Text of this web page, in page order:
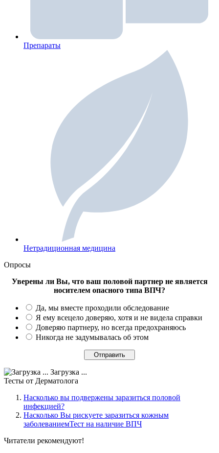
Препараты
Нетрадиционная медицина
Опросы
Уверены ли Вы, что ваш половой партнер не является
носителем опасного типа ВПЧ?
Да, мы вместе проходили обследование
Я ему всецело доверяю, хотя и не видела справки
Доверяю партнеру, но всегда предохраняюсь
Никогда не задумывалась об этом
Загрузка ...
Тесты от Дерматолога
Насколько вы подвержены заразиться половой
инфекцией?
Насколько Вы рискуете заразиться кожным
заболеваниемТест на наличие ВПЧ
Читатели рекомендуют!